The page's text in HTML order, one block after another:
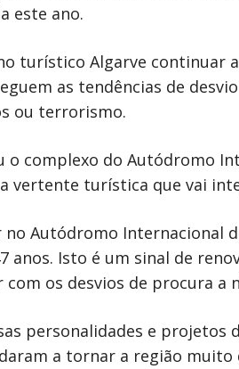
este ano.
turístico Algarve continuar
as tendências de
ou terrorismo.
complexo do Autódromo
turística que vai
Autódromo Internacional
Isto é um sinal de
os desvios de procura a
personalidades e projetos
a tornar a região muito